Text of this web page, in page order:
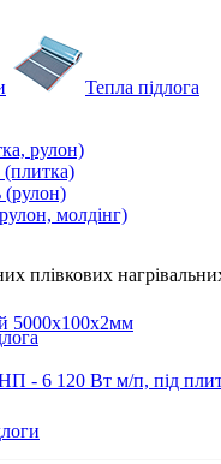
рулон)
(плитка)
(рулон)
молдінг)
5000х100х2мм
Тепла підлога
плівкових
- 6 120 Вт м/п, під